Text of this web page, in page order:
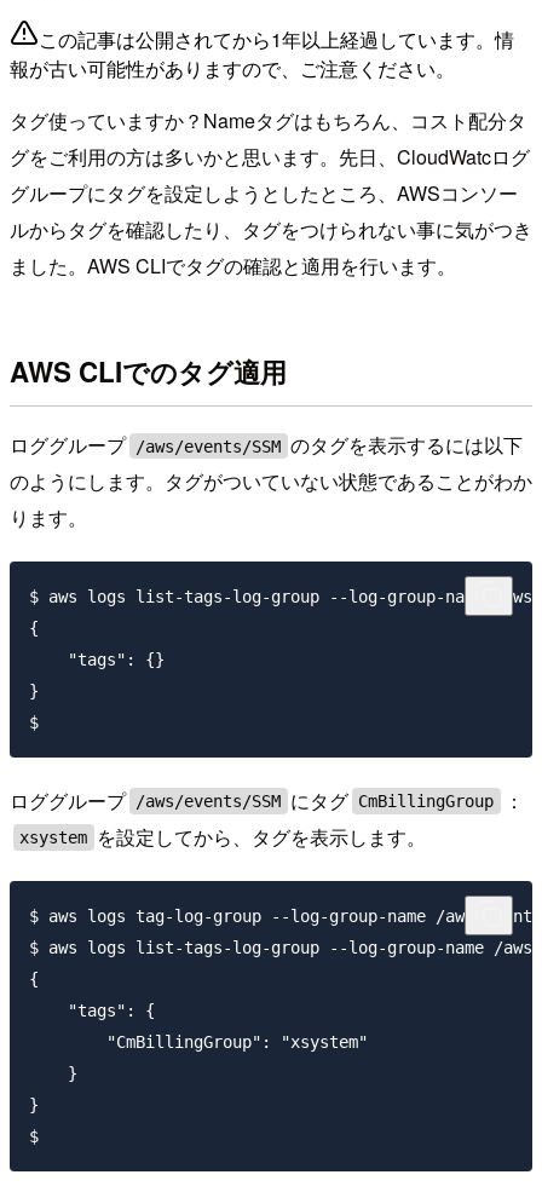
この記事は公開されてから1年以上経過しています。情
報が古い可能性がありますので、ご注意ください。
タグ使っていますか？Nameタグはもちろん、コスト配分タ
グをご利用の方は多いかと思います。先日、CloudWatcログ
グループにタグを設定しようとしたところ、AWSコンソー
ルからタグを確認したり、タグをつけられない事に気がつき
ました。AWS CLIでタグの確認と適用を行います。
AWS CLIでのタグ適用
ロググループ /aws/events/SSM のタグを表示するには以下
のようにします。タグがついていない状態であることがわか
ります。
$ aws logs list-tags-log-group --log-group-name /aws/
{
    "tags": {}
}
ロググループ /aws/events/SSM にタグ CmBillingGroup ：
xsystem を設定してから、タグを表示します。
$ aws logs tag-log-group --log-group-name /aws/
$ aws logs list-tags-log-group --log-group-name /aws/
{
    "tags": {
        "CmBillingGroup": "xsystem"
    }
}